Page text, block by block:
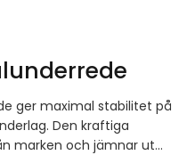
ger maximal stabilitet på
Den kraftiga
marken och jämnar ut